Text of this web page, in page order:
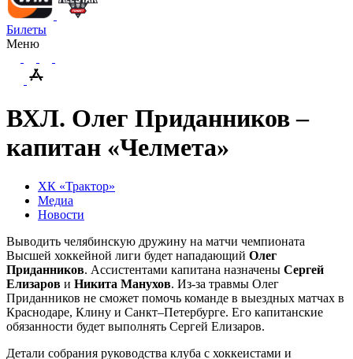
Билеты
Меню
ВХЛ. Олег Приданников –
капитан «Челмета»
ХК «Трактор»
Медиа
Новости
Выводить челябинскую дружину на матчи чемпионата
Высшей хоккейной лиги будет нападающий Олег
Приданников. Ассистентами капитана назначены Сергей
Елизаров и Никита Манухов. Из-за травмы Олег
Приданников не сможет помочь команде в выездных матчах в
Краснодаре, Клину и Санкт–Петербурге. Его капитанские
обязанности будет выполнять Сергей Елизаров.
Детали собрания руководства клуба с хоккеистами и